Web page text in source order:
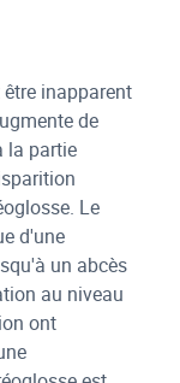
inapparent
de
la partie
Le
d'une
un abcès
au niveau
ont